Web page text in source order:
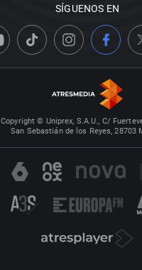
SÍGUENOS EN
Copyright © Uniprex, S.A.U., C/
San Sebastián de los Reyes, 28703